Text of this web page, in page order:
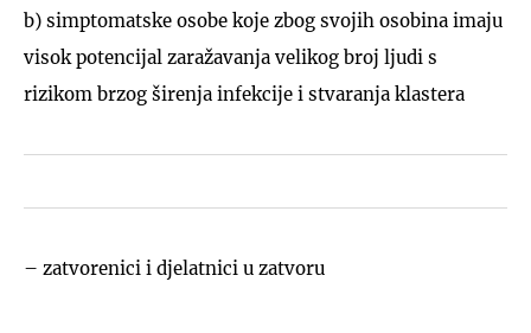
b) simptomatske osobe koje zbog svojih osobina imaju
visok potencijal zaražavanja velikog broj ljudi s
rizikom brzog širenja infekcije i stvaranja klastera
– zatvorenici i djelatnici u zatvoru